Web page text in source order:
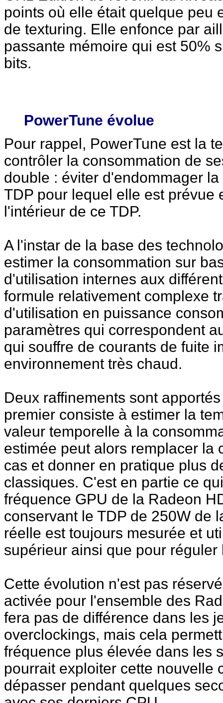
points où elle était quelque peu
de texturing. Elle enfonce par
passante mémoire qui est 50%
bits.
PowerTune évolue
Pour rappel, PowerTune est la
contrôler la consommation de
double : éviter d'endommager
TDP pour lequel elle est prévue
l'intérieur de ce TDP.
A l'instar de la base des
estimer la consommation sur
d'utilisation internes aux
formule relativement complexe
d'utilisation en puissance
paramètres qui correspondent
qui souffre de courants de fuite
environnement très chaud.
Deux raffinements sont
premier consiste à estimer la
valeur temporelle à la
estimée peut alors remplacer la
cas et donner en pratique plus
classiques. C'est en partie ce
fréquence GPU de la Radeon
conservant le TDP de 250W de
réelle est toujours mesurée et
supérieur ainsi que pour réguler
Cette évolution n'est pas
activée pour l'ensemble des
fera pas de différence dans les
overclockings, mais cela
fréquence plus élevée dans les
pourrait exploiter cette nouvelle
dépasser pendant quelques